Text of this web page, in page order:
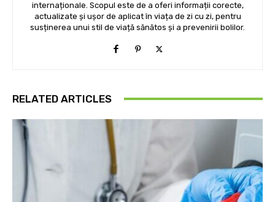
internaționale. Scopul este de a oferi informații corecte,
actualizate și ușor de aplicat în viața de zi cu zi, pentru
susținerea unui stil de viață sănătos și a prevenirii bolilor.
RELATED ARTICLES